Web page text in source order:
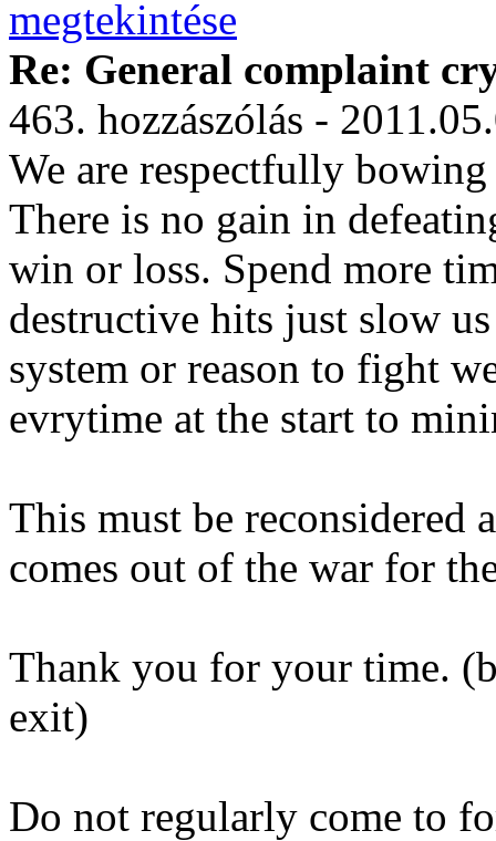
Re: General complaint
463. hozzászólás -
We are respectfully
There is no gain in
win or loss. Spend more
destructive hits just slow
system or reason to fight
evrytime at the start to
This must be reconsidered
comes out of the war for
Thank you for your time.
exit)
Do not regularly come to